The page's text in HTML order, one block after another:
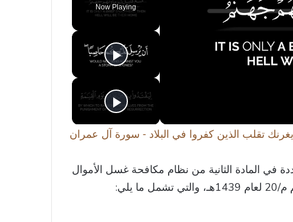
Now Playing
تقلب الذين كفروا في البلاد - سورة آل عمران
في المادة الثانية من نظام مكافحة غسل الأموال
يلي: